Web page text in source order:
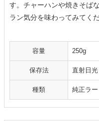
す。チャーハンや焼きそば
ラン気分を味わってみてく
容量 250g
保存法 直射日
種類 純正ラー